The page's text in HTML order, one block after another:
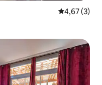
Scor mediu
4,67 (3)